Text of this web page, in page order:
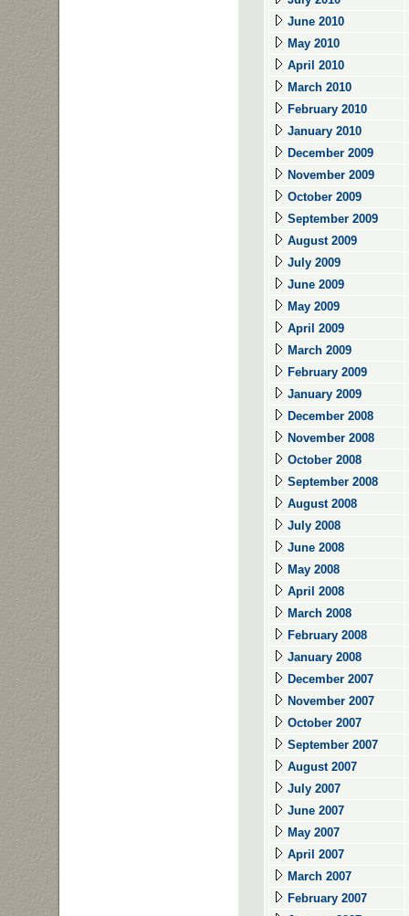
June 2010
May 2010
April 2010
March 2010
February 2010
January 2010
December 2009
November 2009
October 2009
September 2009
August 2009
July 2009
June 2009
May 2009
April 2009
March 2009
February 2009
January 2009
December 2008
November 2008
October 2008
September 2008
August 2008
July 2008
June 2008
May 2008
April 2008
March 2008
February 2008
January 2008
December 2007
November 2007
October 2007
September 2007
August 2007
July 2007
June 2007
May 2007
April 2007
March 2007
February 2007